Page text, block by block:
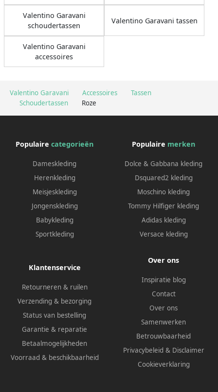
Valentino Garavani Accessoires
Tassen
Schoudertassen
Roze
Valentino Garavani
schoudertassen
Valentino Garavani tassen
Valentino Garavani
accessoires
Populaire categorieën
Dameskleding
Herenkleding
Meisjeskleding
Jongenskleding
Babykleding
Sportkleding
Populaire merken
Dolce & Gabbana kleding
Dsquared2 kleding
Moschino kleding
Tommy Hilfiger kleding
Adidas kleding
Versace kleding
Klantenservice
Retourneren & ruilen
Verzending & bezorging
Status van bestelling
Garantie & reparatie
Betaalmogelijkheden
Voorraad & beschikbaarheid
Over ons
Inspiratie blog
Contact
Over ons
Samenwerken
Betrouwbaarheid
Privacybeleid & Disclaimer
Cookieverklaring